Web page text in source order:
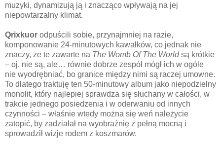
muzyki, dynamizują ją i znacząco wpływają na jej
niepowtarzalny klimat.
Qrixkuor odpuścili sobie, przynajmniej na razie,
komponowanie 24-minutowych kawałków, co jednak nie
znaczy, że te zawarte na The Womb Of The Worldsą krótkie
– oj, nie są, ale… równie dobrze zespół mógł ich w ogóle
nie wyodrębniać, bo granice między nimi są raczej umowne.
To dlatego traktuję ten 50-minutowy album jako niepodzielny
monolit, który najlepiej sprawdza się słuchany w całości, w
trakcie jednego posiedzenia i w oderwaniu od innych
czynności – właśnie wtedy można się weń należycie
zatopić, by zadziałał na wyobraźnię z pełną mocną i
sprowadził wizje rodem z koszmarów.